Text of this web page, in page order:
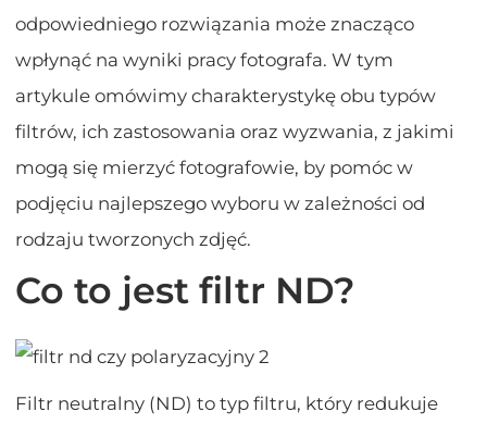
odpowiedniego rozwiązania może znacząco
wpłynąć na wyniki pracy fotografa. W tym
artykule omówimy charakterystykę obu typów
filtrów, ich zastosowania oraz wyzwania, z jakimi
mogą się mierzyć fotografowie, by pomóc w
podjęciu najlepszego wyboru w zależności od
rodzaju tworzonych zdjęć.
Co to jest filtr ND?
Filtr neutralny (ND) to typ filtru, który redukuje